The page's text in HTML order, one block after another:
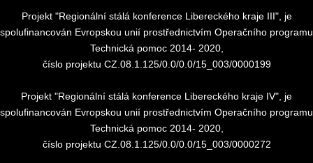
Projekt "Regionální stálá konference Libereckého kraje III", je
spolufinancován Evropskou unií prostřednictvím Operačního programu
Technická pomoc 2014- 2020,
číslo projektu CZ.08.1.125/0.0/0.0/15_003/0000199
Projekt "Regionální stálá konference Libereckého kraje IV", je
spolufinancován Evropskou unií prostřednictvím Operačního programu
Technická pomoc 2014- 2020,
číslo projektu CZ.08.1.125/0.0/0.0/15_003/0000272